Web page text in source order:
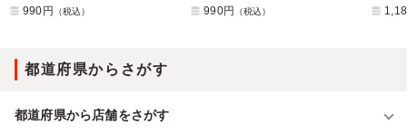
990円
（税込）
990円
（税込）
都道府県からさがす
都道府県から店舗をさがす